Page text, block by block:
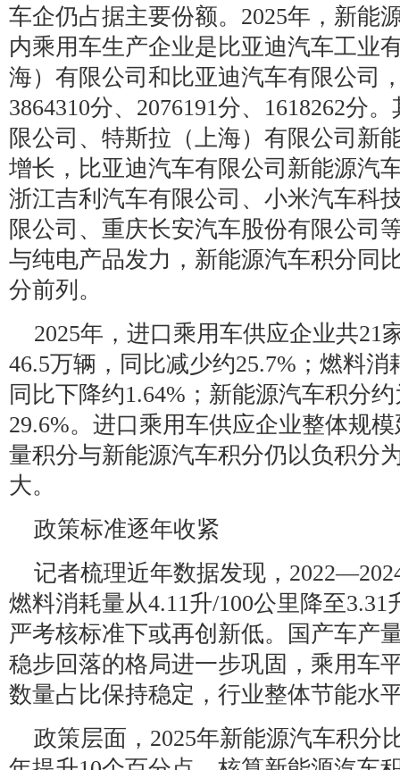
车企仍占据主要份额。2025年，新能
内乘用车生产企业是比亚迪汽车工业
海）有限公司和比亚迪汽车有限公司
3864310分、2076191分、1618262分
限公司、特斯拉（上海）有限公司新
增长，比亚迪汽车有限公司新能源汽
浙江吉利汽车有限公司、小米汽车科
限公司、重庆长安汽车股份有限公司
与纯电产品发力，新能源汽车积分同
分前列。
2025年，进口乘用车供应企业共21
46.5万辆，同比减少约25.7%；燃料
同比下降约1.64%；新能源汽车积分
29.6%。进口乘用车供应企业整体规
量积分与新能源汽车积分仍以负积分
大。
政策标准逐年收紧
记者梳理近年数据发现，
燃料消耗量从4.11升/100公里降至3.31
严考核标准下或再创新低。国产车产
稳步回落的格局进一步巩固，乘用车
数量占比保持稳定，行业整体节能水
政策层面，2025年新能源汽车积分